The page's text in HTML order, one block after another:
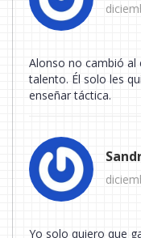
Alonso no cambió al
talento. Él solo les
enseñar táctica.
Yo solo quiero que